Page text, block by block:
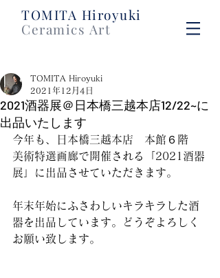
​TOMITA Hiroyuki
Ceramics Art
2021酒器展＠日本橋三越本店12/22~に
出品いたします
TOMITA Hiroyuki
2021年12月4日
今年も、日本橋三越本店　本館６階
美術特選画廊で開催される「2021酒器
展」に出品させていただきます。
年末年始にふさわしいキラキラした酒
器を出品しています。どうぞよろしく
お願い致します。